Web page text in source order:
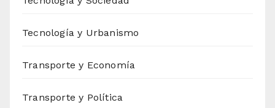
Tecnología y Urbanismo
Transporte y Economía
Transporte y Política